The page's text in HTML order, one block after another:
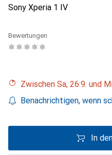
Sony Xperia 1 IV
Bewertungen
Zwischen Sa, 26.9. und
Benachrichtigen, wenn
In